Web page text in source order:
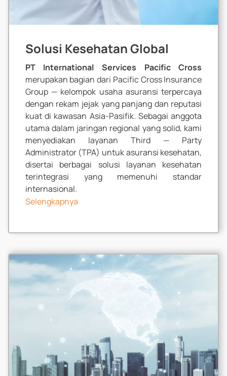
Solusi Kesehatan Global
PT International Services Pacific Cross
merupakan bagian dari Pacific Cross Insurance
Group — kelompok usaha asuransi terpercaya
dengan rekam jejak yang panjang dan reputasi
kuat di kawasan Asia-Pasifik. Sebagai anggota
utama dalam jaringan regional yang solid, kami
menyediakan layanan Third — Party
Administrator(TPA) untuk asuransi kesehatan,
disertai berbagai solusi layanan kesehatan
terintegrasi yang memenuhi standar
internasional.
Selengkapnya